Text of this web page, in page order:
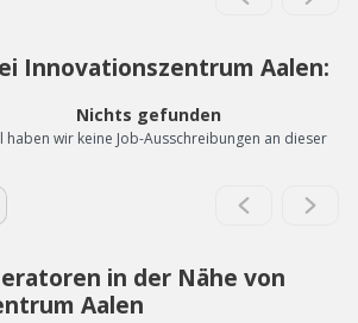
Innovationszentrum Aalen:
Nichts gefunden
haben wir keine Job-Ausschreibungen an dieser
in der Nähe von
Aalen